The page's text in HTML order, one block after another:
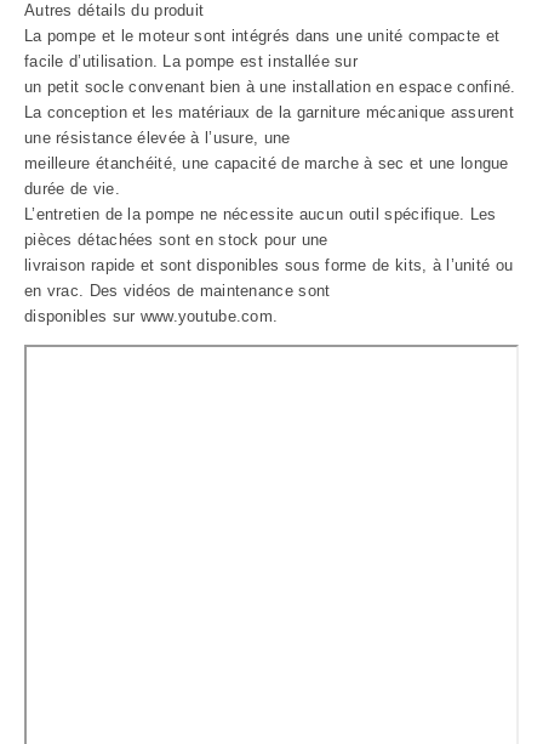
Autres détails du produit
La pompe et le moteur sont intégrés dans une unité compacte et
facile d’utilisation. La pompe est installée sur
un petit socle convenant bien à une installation en espace confiné.
La conception et les matériaux de la garniture mécanique assurent
une résistance élevée à l’usure, une
meilleure étanchéité, une capacité de marche à sec et une longue
durée de vie.
L’entretien de la pompe ne nécessite aucun outil spécifique. Les
pièces détachées sont en stock pour une
livraison rapide et sont disponibles sous forme de kits, à l’unité ou
en vrac. Des vidéos de maintenance sont
disponibles sur www.youtube.com.